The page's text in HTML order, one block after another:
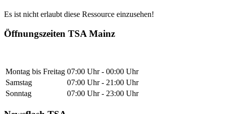
Es ist nicht erlaubt diese Ressource einzusehen!
Öffnungszeiten TSA Mainz
Montag bis Freitag 07:00 Uhr - 00:00 Uhr
Samstag
07:00 Uhr - 21:00 Uhr
Sonntag
07:00 Uhr - 23:00 Uhr